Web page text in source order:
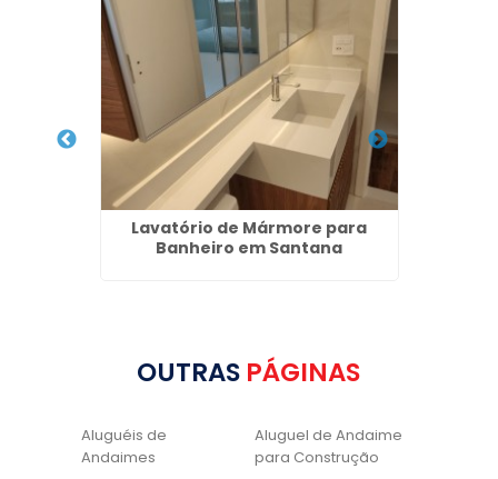
Lavatório de Mármore para
Banheiro em Santana
OUTRAS PÁGINAS
Aluguéis de
Andaimes
Aluguel de Andaime
para Construção